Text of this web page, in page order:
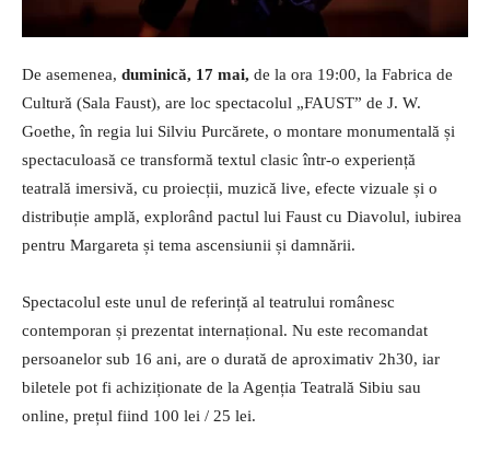
De asemenea, duminică, 17 mai, de la ora 19:00, la Fabrica de
Cultură (Sala Faust), are loc spectacolul „FAUST” de J. W.
Goethe, în regia lui Silviu Purcărete, o montare monumentală și
spectaculoasă ce transformă textul clasic într-o experiență
teatrală imersivă, cu proiecții, muzică live, efecte vizuale și o
distribuție amplă, explorând pactul lui Faust cu Diavolul, iubirea
pentru Margareta și tema ascensiunii și damnării.
Spectacolul este unul de referință al teatrului românesc
contemporan și prezentat internațional. Nu este recomandat
persoanelor sub 16 ani, are o durată de aproximativ 2h30, iar
biletele pot fi achiziționate de la Agenția Teatrală Sibiu sau
online, prețul fiind 100 lei / 25 lei.